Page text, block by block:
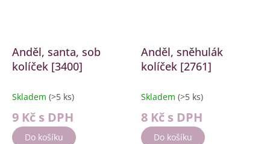
Anděl, santa, sob
kolíček [3400]
Skladem (>5 ks)
9 Kč s DPH
Do košíku
Anděl, sněhulák
kolíček [2761]
Skladem (>5 ks)
8 Kč s DPH
Do košíku